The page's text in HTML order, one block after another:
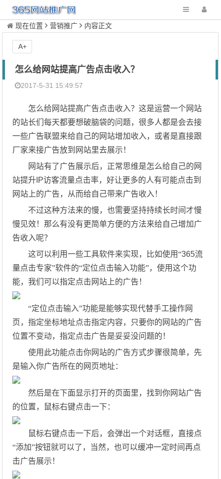
现在位置 营销推广 内容正文
怎么给网站提高广告点击收入？
2017-5-31 15:49:57
怎么给网站提高广告点击收入？这是运营一个网站
的站长们每天都要想破脑袋的问题，很多人都是会去接
一些广告联盟来给自己的网站增加收入，或者是直接跟
厂家来接广告放到网站里去展示！
网站有了广告展示后，正常思维是怎么给自己的网
站提升 IP访客流量点击率，好让更多的人有可能点击到
网站上的广告，从而给自己带来广告收入！
不过这种方法来的慢，也需要坚持持续长时间才慢
慢见效！那么有没有更简单方便的方法来给自己增加广
告收入呢？
这可以利用一些工具软件来实现，比如使用“365流
量点击专家”软件的“定位点击输入功能”，使用这个功
能，我们可以指定点击网站上的广告！
“定位点击输入”功能是能够实现代替手工操作网
页，指定坐标地址点击指定内容，只要你的网站的广告
位置不变动，指定点击广告是妥妥没问题的！
使用此功能点击你网站的广告方式步骤很简单，先
是输入你广告所在的网页地址：
然后是在下面显示打开的页面里，找到你网站广告
的位置，鼠标右键点击一下：
鼠标右键点击一下后，会弹出一个对话框，直接点
“添加”按钮就可以了，当然，也可以缓冲一定时间再点
击广告展示！
A+